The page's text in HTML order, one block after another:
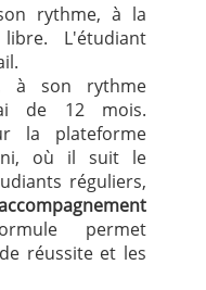
rythme, à la
L'étudiant
à son rythme
de 12 mois.
la plateforme
où il suit le
réguliers,
permet
de réussite et les